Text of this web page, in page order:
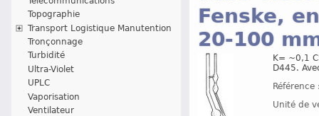
Topographie
Transport Logistique Manutention
Tronçonnage
Turbidité
Ultra-Violet
UPLC
Vaporisation
Ventilateur
Fenske,
20-100
K= ~0,1
D445.
Unité de